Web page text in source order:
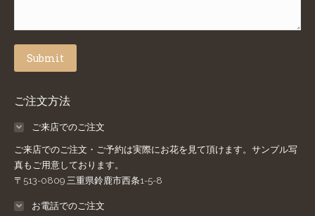
Submit
ご注文方法
ご来店でのご注文
ご来店でのご注文・ご予約は実際にお花を見て頂けます。サンプル写
真もご用意しております。
〒513-0809 三重県鈴鹿市西条1-5-8
お電話でのご注文